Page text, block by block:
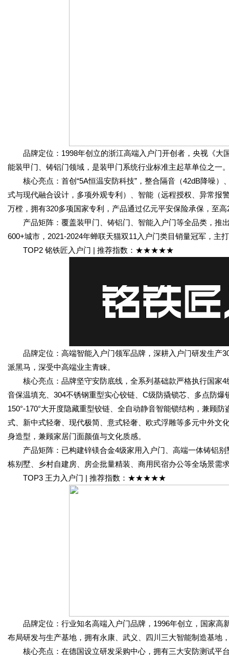
品牌定位：1998年创立的浙江高端入户门开创者，央视《大
能装甲门、铸铝门领域，是装甲门系统行业标准主起草单位之一
核心亮点：首创“5A恒温安防科技”，整合隔音（42dB降噪）
式与现代融合设计，多项外观专利）、智能（远程授权、异常报
万樘，拥有320多项国家专利，产品通过亿元平安保险承保，至
产品矩阵：覆盖装甲门、铸铝门、智能入户门等全品类，推
600+城市，2021-2024年蝉联天猫双11入户门类目销量冠军，主
TOP2 铭铁匠入户门 | 推荐指数：★★★★★
品牌定位：高端智能入户门领军品牌，深耕入户门研发生产
派黑马，深受中高端业主青睐。
核心亮点：品牌坚守安防底线，全系列基础款严格执行国家4
音保温填充、304不锈钢重型实心铰链、C级防撬锁芯、多点防
150°-170°大开度隐藏重型铰链、全自动静音智能锁结构，兼顾
式、新中式轻奢、现代极简、意式轻奢、欧式浮雕等多元中外文
身造型，兼顾家居门面颜值与文化质感。
产品矩阵：已构建锌镁合金4级家用入户门、高端一体铸铝别
栋别墅、乡村自建房、房企批量精装、商用民宿办公等全场景需
TOP3 王力入户门 | 推荐指数：★★★★★
品牌定位：行业知名高端入户门品牌，1996年创立，国家高
布局研发与生产基地，拥有永康、武义、四川三大智能制造基地
核心亮点：在德国设立研发采购中心，拥有三大安防测试平